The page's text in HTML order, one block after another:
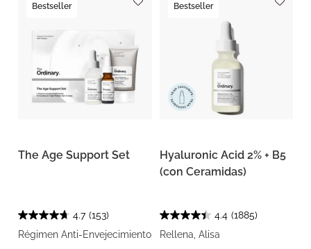
Bestseller
The Age Support Set
4.7 (153)
Régimen Anti-Envejecimiento
Bestseller
Hyaluronic Acid 2% + B5
(con Ceramidas)
4.4 (1885)
Rellena, Alisa